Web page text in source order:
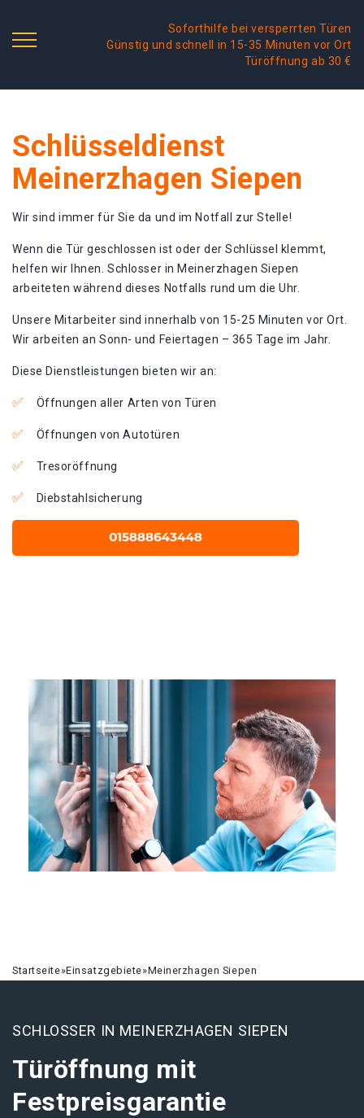
Soforthilfe bei versperrten Türen
Günstig und schnell in 15-35 Minuten vor Ort
Türöffnung ab 30 €
Schlüsseldienst
Meinerzhagen Siepen
Wir sind immer für Sie da und im Notfall zur Stelle!
Wenn die Tür geschlossen ist oder der Schlüssel klemmt,
helfen wir Ihnen. Schlosser in Meinerzhagen Siepen
arbeiteten während dieses Notfalls rund um die Uhr.
Unsere Mitarbeiter sind innerhalb von 15-25 Minuten vor Ort.
Wir arbeiten an Sonn- und Feiertagen – 365 Tage im Jahr.
Diese Dienstleistungen bieten wir an:
Öffnungen aller Arten von Türen
Öffnungen von Autotüren
Tresoröffnung
Diebstahlsicherung
Startseite»Einsatzgebiete»Meinerzhagen Siepen
SCHLOSSER IN MEINERZHAGEN SIEPEN
Türöffnung mit
Festpreisgarantie